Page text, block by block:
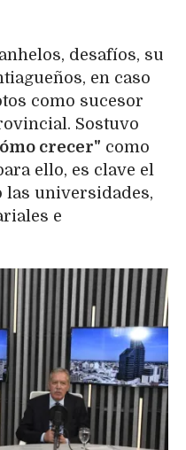
desafíos, su
en caso
como sucesor
Sostuvo
crecer" como
ello, es clave el
las universidades,
e